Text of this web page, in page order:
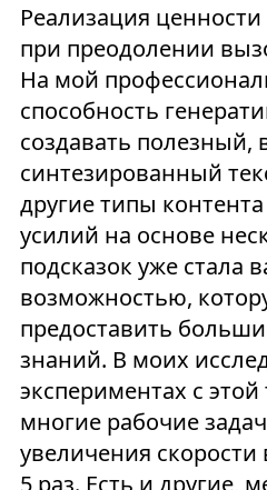
Реализация
при преодолении
На мой
способность
создавать полезный,
синтезированный
другие типы
усилий на основе
подсказок уже стала
возможностью,
предоставить
знаний. В моих
экспериментах с
многие рабочие
увеличения
5 раз. Есть и другие,